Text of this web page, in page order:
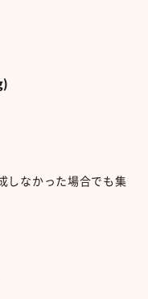
しなかった場合でも集